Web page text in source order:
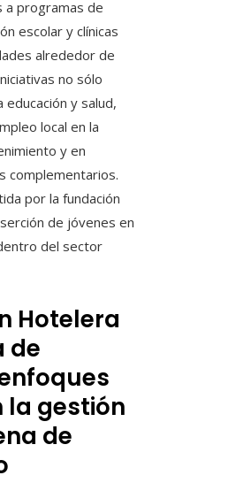
a programas de
escolar y clínicas
alrededor de
no sólo
y salud,
local en la
y en
complementarios.
por la fundación
de jóvenes en
del sector
Hotelera
de
la gestión
de